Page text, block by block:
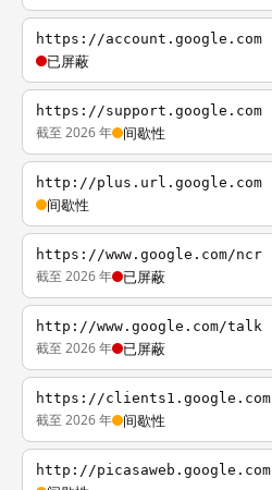
https://account.google.com
已屏蔽
https://support.google.com
截至 2026 年 间歇性
http://plus.url.google.com
间歇性
https://www.google.com/ncr
截至 2026 年 已屏蔽
http://www.google.com/talk
截至 2026 年 已屏蔽
https://clients1.google.com
截至 2026 年 间歇性
http://picasaweb.google.com